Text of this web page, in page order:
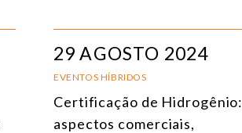
29 AGOSTO 2024
EVENTOS HÍBRIDOS
Certificação de Hidrogênio:
aspectos comerciais,